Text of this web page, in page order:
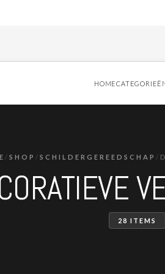
HOME
/ SHOP / SCHILDERGEREEDSCHAP /
28 ITEMS